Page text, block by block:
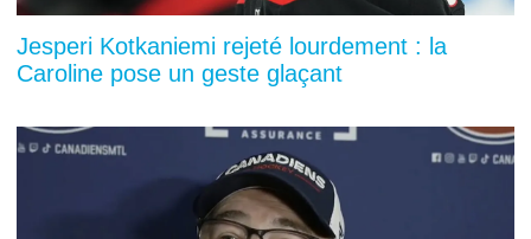
Jesperi Kotkaniemi rejeté lourdement : la
Caroline pose un geste glaçant